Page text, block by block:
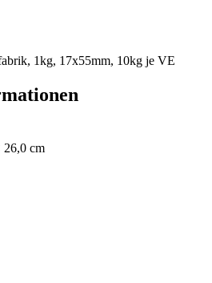
1kg, 17x55mm, 10kg je VE
26,0 cm